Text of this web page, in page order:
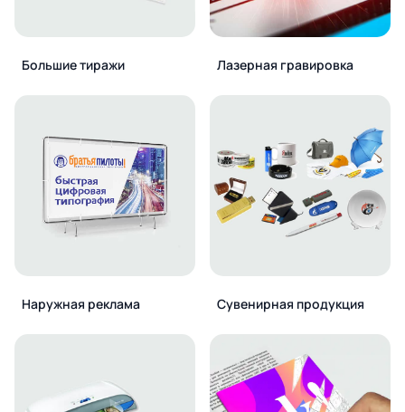
Большие тиражи Лазерная гравировка
Наружная реклама Сувенирная продукция